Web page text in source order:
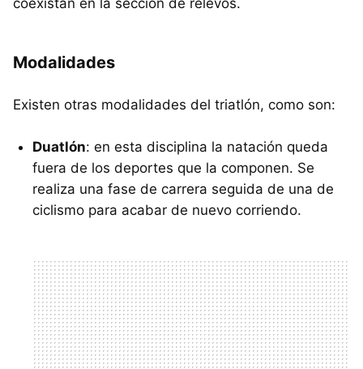
Modalidades
Existen otras modalidades del triatlón, como son:
Duatlón: en esta disciplina la natación queda
fuera de los deportes que la componen. Se
realiza una fase de carrera seguida de una de
ciclismo para acabar de nuevo corriendo.